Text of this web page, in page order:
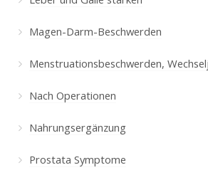
Magen-Darm-Beschwerden
Menstruationsbeschwerden,
Nach Operationen
Nahrungsergänzung
Prostata Symptome